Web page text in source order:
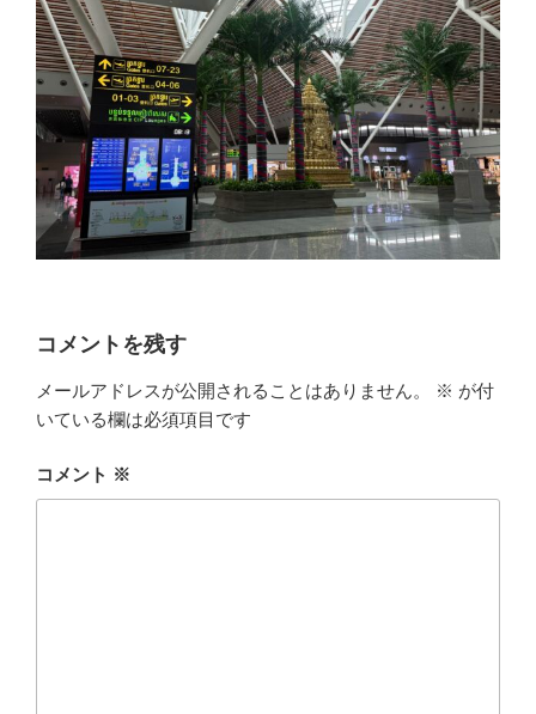
コメントを残す
メールアドレスが公開されることはありません。 ※ が付
いている欄は必須項目です
コメント ※